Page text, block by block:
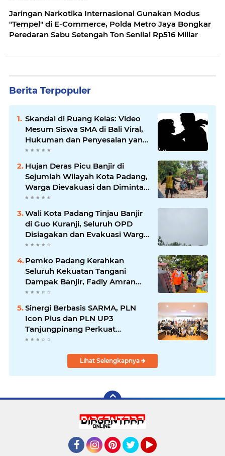
Jaringan Narkotika Internasional Gunakan Modus
"Tempel" di E-Commerce, Polda Metro Jaya Bongkar
Peredaran Sabu Setengah Ton Senilai Rp516 Miliar
Berita Terpopuler
Skandal di Ruang Kelas: Video
Mesum Siswa SMA di Bali Viral,
Hukuman dan Penyesalan yang
Mengikuti
Hujan Deras Picu Banjir di
Sejumlah Wilayah Kota Padang,
Warga Dievakuasi dan Diminta
Waspada Banjir Susulan
Wali Kota Padang Tinjau Banjir
di Guo Kuranji, Seluruh OPD
Disiagakan dan Evakuasi Warga
Dipercepat
Pemko Padang Kerahkan
Seluruh Kekuatan Tangani
Dampak Banjir, Fadly Amran
Desak Percepatan Proyek
Pengendalian Bencana
Sinergi Berbasis SARMA, PLN
Icon Plus dan PLN UP3
Tanjungpinang Perkuat
Kolaborasi Strategis
Lihat Selengkapnya